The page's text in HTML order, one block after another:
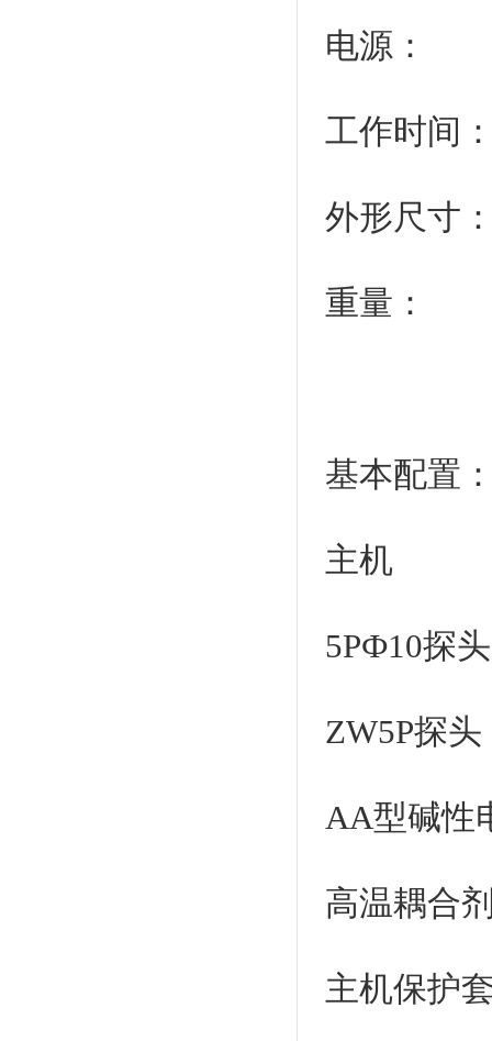
电源：
工作时
外形尺
重
基本配置
主
5PФ10
ZW5P
AA型碱
高温耦
主机保